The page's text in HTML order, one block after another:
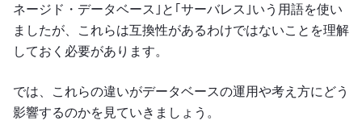
ネージド・データベース｣と｢サーバレス｣いう用語を使い
ましたが、これらは互換性があるわけではないことを理解
しておく必要があります。
では、これらの違いがデータベースの運用や考え方にどう
影響するのかを見ていきましょう。